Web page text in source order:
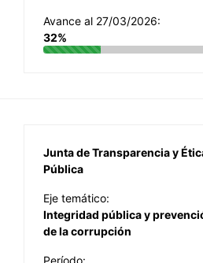
Avance al 27/03/2026:
32%
Junta de Transparencia y
Pública
Eje temático:
Integridad pública y
de la corrupción
Período: